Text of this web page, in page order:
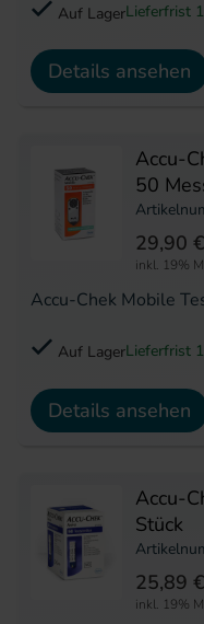
Auf LagerLieferfrist
Details ansehen
Accu-
50
Accu-Chek Mobile
29,90 €
inkl. 19%
Auf LagerLieferfrist
Details ansehen
Accu-
Stück
25,89 €
inkl. 19%